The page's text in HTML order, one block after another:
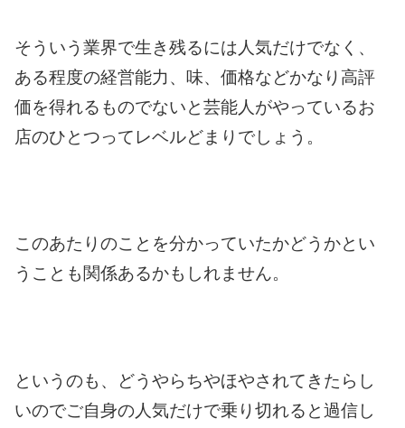
そういう業界で生き残るには人気だけでなく、
ある程度の経営能力、味、価格などかなり高評
価を得れるものでないと芸能人がやっているお
店のひとつってレベルどまりでしょう。
このあたりのことを分かっていたかどうかとい
うことも関係あるかもしれません。
というのも、どうやらちやほやされてきたらし
いのでご自身の人気だけで乗り切れると過信し